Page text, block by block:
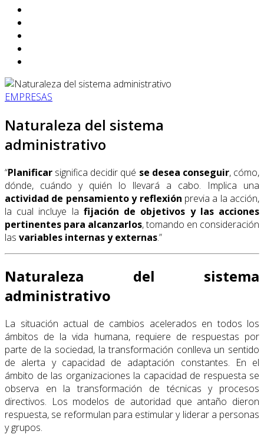
EMPRESAS
Naturaleza del sistema
administrativo
“Planificar significa decidir qué se desea conseguir, cómo,
dónde, cuándo y quién lo llevará a cabo. Implica una
actividad de pensamiento y reflexión previa a la acción,
la cual incluye la fijación de objetivos y las acciones
pertinentes para alcanzarlos, tomando en consideración
las variables internas y externas.”
Naturaleza del sistema
administrativo
La situación actual de cambios acelerados en todos los
ámbitos de la vida humana, requiere de respuestas por
parte de la sociedad, la transformación conlleva un sentido
de alerta y capacidad de adaptación constantes. En el
ámbito de las organizaciones la capacidad de respuesta se
observa en la transformación de técnicas y procesos
directivos. Los modelos de autoridad que antaño dieron
respuesta, se reformulan para estimular y liderar a personas
y grupos.